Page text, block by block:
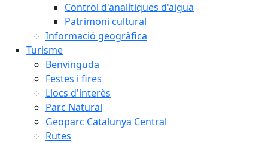
Control d'analítiques d'aigua
Patrimoni cultural
Informació geogràfica
Turisme
Benvinguda
Festes i fires
Llocs d'interès
Parc Natural
Geoparc Catalunya Central
Rutes